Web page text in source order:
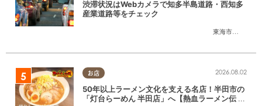
東海市
,大府市
渋滞状況はWebカメラで知多半島道路・西知多
産業道路等をチェック
お店 2026.08.02
50年以上ラーメン文化を支える名店！半田市の
「灯台らーめん 半田店」へ【熱血ラーメン伝 8